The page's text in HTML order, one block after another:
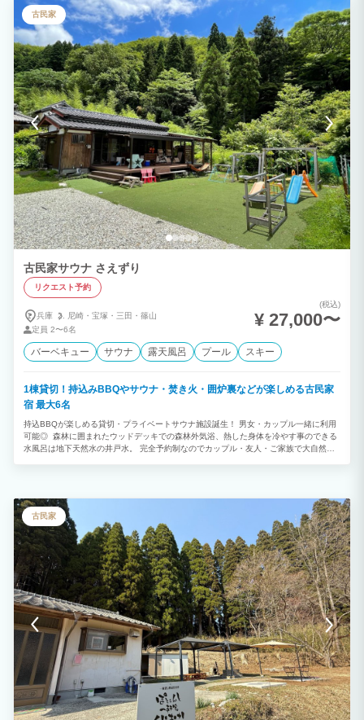
なる広々としたゆったりとした古民家で、完全貸切の宿です。 ■食と遊びが楽しめる
ゾーン ・手ぶらでBBQができます。ウェーバー社のガスコンロなので調理は楽ラク♪
・グランピング用の食器、お鍋も完備しています ・雨の日でも楽しめる大きな屋根付
きテラス ・焚き火や花火が楽しめる中庭 ・子供の遊び場になる隠し部屋もあります♪
■癒しのゾーン ・6名定員のプライベートサウナ、水風呂完備 ・里山を望むサウナテラ
ス付き ・サウナチェアも完備 ・家族で入れる大きな浴槽つきのお風呂 ・綺麗な洗面室
（洗面台は2台） ■くつろぎのゾーン ・囲炉裏を囲んでくつろげる部屋があります ・
お布団を敷いていただくスタイルです ※土日祝日のお問い合わせにつきましては、翌
営業日（平日）以降のご返信となりますのでご了承くださいませ
古民家
古民家サウナ さえずり
リクエスト予約
兵庫 尼崎・ 宝塚・ 三田・ 篠山
定員 2〜6名
(税込)
¥ 27,000〜
バーベキュー サウナ 露天風呂 プール スキー
1棟貸切！持込みBBQやサウナ・焚き火・囲炉裏などが楽しめる古民家
宿 最大6名
持込BBQが楽しめる貸切・プライベートサウナ施設誕生！ 男女・カップル一緒に利用
可能◎ 森林に囲まれたウッドデッキでの森林外気浴、熱した身体を冷やす事のできる
水風呂は地下天然水の井戸水。 完全予約制なのでカップル・友人・ご家族で大自然で
1,000円追加（現地払い）5歳以下無料 レイトチェックアウトについて 14時チェック
アウトの場合、別途大人1人2,500円追加・小中学生1,000円追加（現地払い）5歳以下
無料 ご希望の場合事前に問い合わせお願い致します。メッセージにてお返事致します
(日帰り予約が入っている場合ご希望に添えない場合も御座いますのでご了承願います)
【サウナのご利用】 男女・カップル一緒にサウナ利用可能。 刺青・タトゥー利用可
能。 ととのいながら喫煙可能。 水着着用必須。 サウナ利用時間：夜20:30まで翌日
9:00から ■北欧フィンランド式バレルサウナ 設定温度100℃、アロマ水を入れたセル
フロウリュウ ゆったりお過ごし頂くのは大人4人程度までのご利用がお勧めです。 最
大6名収容 順番に入って頂ければ大人数でも楽しめます。 ※水着着用必須 ■屋外BBQ
エリア 冷蔵庫・BBQコンロ・電子レンジ・炊飯器・トースターは無料貸出 調味料（ほ
りにし・マキシマム・塩コショウ・一味・塩・胡椒）紙皿・トング・コップ類など全て
無料！ 炭の火起こしやBBQ準備もさせて頂きます。 炭代金（網含む）宿泊
時1000円 室内キッチンスペース有 屋根付きウッドデッキで持込頂いたお食事やお飲み
物をご自由にお楽しみ下さい。(雨でも濡れません) ■森林外気浴エリア 鳥のさえずり
や虫の鳴き声を聞きながらととえます Bluetoothスピーカー有 インフィニティチェ
ア、フルフラットベット、ハンモックなど 大型テラス下で雨でも快適に過ごせます ■
露天風呂 外気浴の後に冷めた身体を温めて下さい。冬場でも快適に過ごせます。 ■温
水シャワー サウナ後の掛湯などに シャンプー・トリートメント・ボディーソープ・洗
顔完備 ■地下天然水風呂 水風呂は地下天然水の井戸水、水温15℃前後 チラー（水冷却
古民家